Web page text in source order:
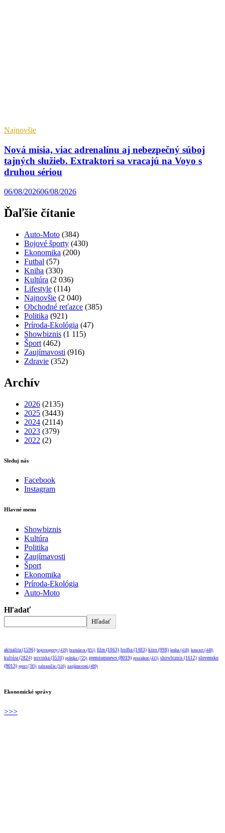
Najnovšie
Nová misia, viac adrenalínu aj nebezpečný súboj
tajných služieb. Extraktori sa vracajú na Voyo s
druhou sériou
06/08/202606/08/2026
Ďaľšie čítanie
Auto-Moto (384)
Bojové športy (430)
Ekonomika (200)
Futbal (57)
Kniha (330)
Kultúra (2 036)
Lifestyle (114)
Najnovšie (2 040)
Obchodné reťazce (385)
Politika (921)
Príroda-Ekológia (47)
Showbiznis (1 115)
Šport (462)
Zaujímavosti (916)
Zdravie (352)
Archív
2026 (2135)
2025 (3443)
2024 (2114)
2023 (379)
2022 (2)
Sleduj nás
Facebook
Instagram
Hlavné menu
Showbiznis
Kultúra
Politika
Zaujímavosti
Šport
Ekonomika
Príroda-Ekológia
Auto-Moto
Hľadať
Hľadať
aktualita (1596) bojovesporty (419) bratislava (851) film (1063) hudba (1483) kino (998) kniha (418) koncert (448)
kultúra (2824) novinka (3530) politika (725) premiumnews (8019) prezident (415) showbiznis (1612) slovensko
(8013) sport (785) zahraničie (516) zaujímavosti (489)
Ekonomické správy
>>>